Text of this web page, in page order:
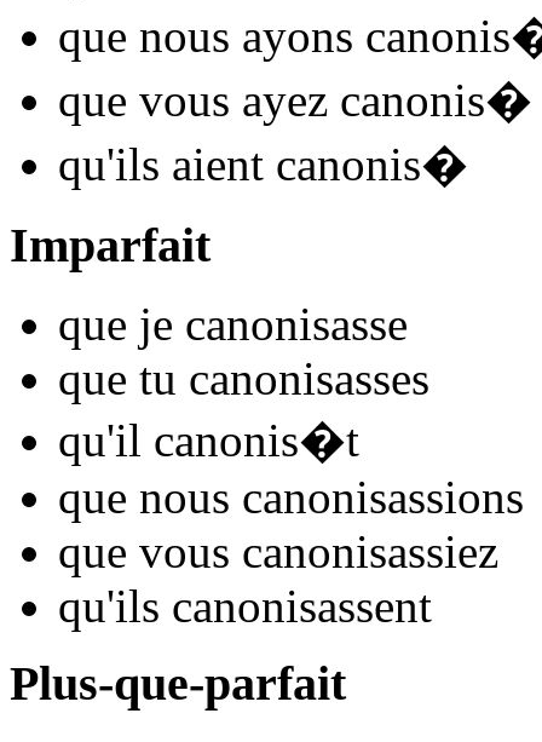
que nous ayons canonis
que vous ayez canonis�
qu'ils aient canonis�
Imparfait
que je canonisasse
que tu canonisasses
qu'il canonis�t
que nous canonisassions
que vous canonisassiez
qu'ils canonisassent
Plus-que-parfait